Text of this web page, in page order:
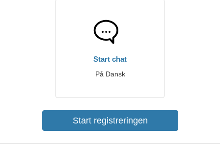
Start chat
På Dansk
Start registreringen